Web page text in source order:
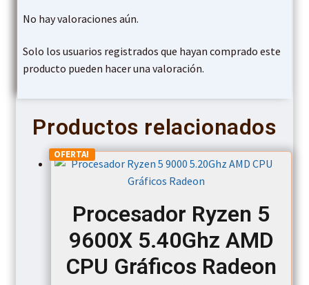
No hay valoraciones aún.
Solo los usuarios registrados que hayan comprado este
producto pueden hacer una valoración.
Productos relacionados
OFERTA!
Procesador Ryzen 5
9600X 5.40Ghz AMD
CPU Gráficos Radeon